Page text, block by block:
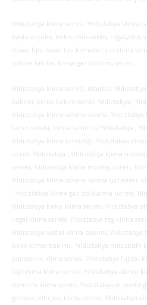
Yıldıztabya klima servisi, Yıldıztabya klima
başta arçelik, beko, mitsubishi, regal,altus
duvar tipi, tavan tipi klimalar için klima
sökme takma, klima gaz dolumu servisi.
Yıldıztabya klima servisi, istanbul
bakımı, klima bakım servisi Yıldıztabya ,
Yıldıztabya klima sökme takma,
tamir servisi, klima tamircisi Yıldıztabya ,
Yıldıztabya klima temizliği, Yıldıztabya
ücreti Yıldıztabya , Yıldıztabya klima
servisi, Yıldıztabya klima montaj ücreti,
Yıldıztabya klima sökme takma ücretleri,
, Yıldıztabya klima gaz doldurma ücreti,
Yıldıztabya beko klima servisi, Yıldıztabya
regal klima servisi, Yıldıztabya seg klima
Yıldıztabya vestel klima bakımı,
beko klima bakımı, Yıldıztabya mitsubishi
panasonic klima servisi, Yıldıztabya fujitsu
fujiterma klima servisi, Yıldıztabya alarko
siemens klima servisi, Yıldıztabya w.
general electric klima servisi, Yıldıztabya